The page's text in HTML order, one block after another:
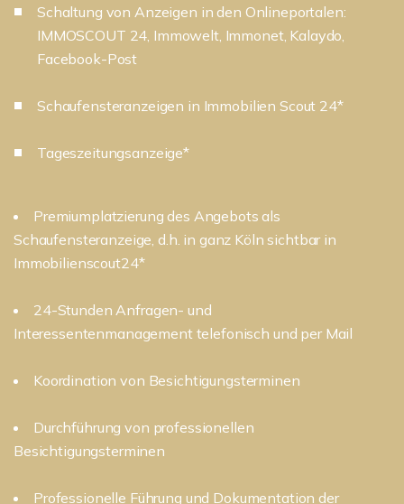
Schaltung von Anzeigen in den Onlineportalen:
IMMOSCOUT 24, Immowelt, Immonet, Kalaydo,
Facebook-Post
Schaufensteranzeigen in Immobilien Scout 24*
Tageszeitungsanzeige*
Premiumplatzierung des Angebots als
Schaufensteranzeige, d.h. in ganz Köln sichtbar in
Immobilienscout24*
24-Stunden Anfragen- und
Interessentenmanagement telefonisch und per Mail
Koordination von Besichtigungsterminen
Durchführung von professionellen
Besichtigungsterminen
Professionelle Führung und Dokumentation der